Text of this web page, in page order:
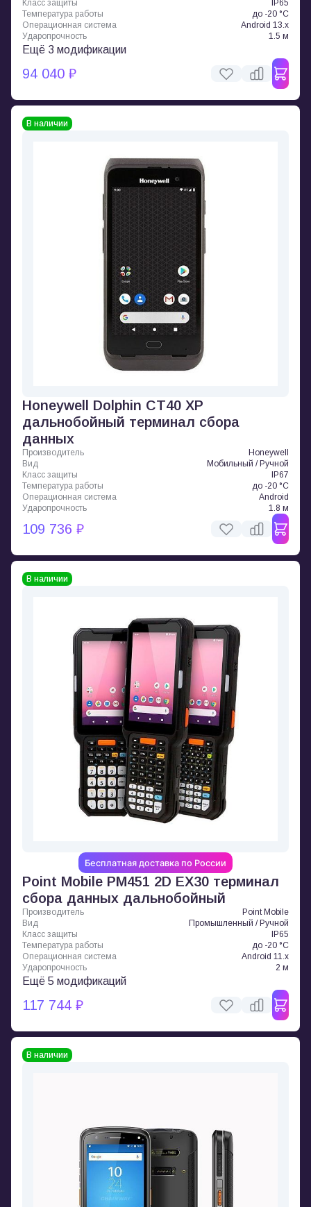
Класс защиты
IP65
Температура работы
до -20 °C
Операционная система
Android 13.x
Ударопрочность
1.5 м
Ещё 3 модификации
94 040 ₽
В наличии
Honeywell Dolphin CT40 XP
дальнобойный терминал сбора
данных
Производитель
Honeywell
Вид
Мобильный / Ручной
Класс защиты
IP67
Температура работы
до -20 °C
Операционная система
Android
Ударопрочность
1.8 м
109 736 ₽
В наличии
Бесплатная доставка по России
Point Mobile PM451 2D EX30 терминал
сбора данных дальнобойный
Производитель
Point Mobile
Вид
Промышленный / Ручной
Класс защиты
IP65
Температура работы
до -20 °C
Операционная система
Android 11.x
Ударопрочность
2 м
Ещё 5 модификаций
117 744 ₽
В наличии